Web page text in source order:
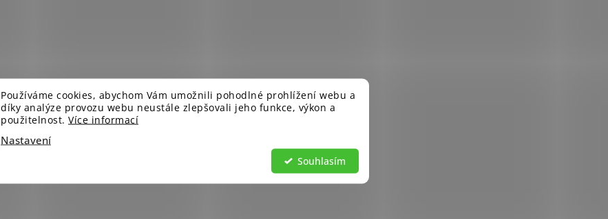
Používáme cookies, abychom Vám umožnili pohodlné prohlížení webu a
díky analýze provozu webu neustále zlepšovali jeho funkce, výkon a
použitelnost. Více informací
Nastavení
Souhlasím